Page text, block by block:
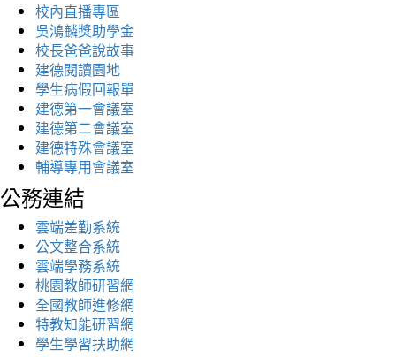
校內直播專區
吳鴻麟獎助學金
校長爸爸說故事
建德閱讀園地
學生病假回報單
建德第一會議室
建德第二會議室
建德特殊會議室
輔導專用會議室
公務連結
雲端差勤系統
公文整合系統
雲端學務系統
桃園教師研習網
全國教師進修網
特教知能研習網
學生學習扶助網